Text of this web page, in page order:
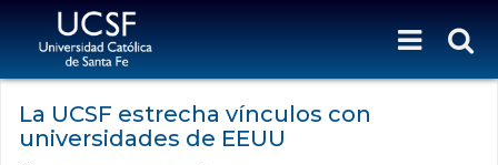
La UCSF estrecha vínculos con
universidades de EEUU